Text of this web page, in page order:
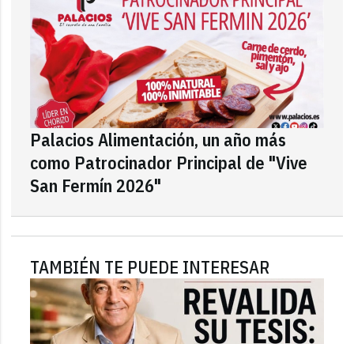
Palacios Alimentación, un año más
como Patrocinador Principal de "Vive
San Fermín 2026"
TAMBIÉN TE PUEDE INTERESAR